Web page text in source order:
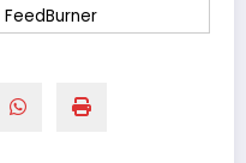
FeedBurner